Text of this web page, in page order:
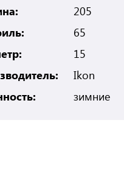
205
65
15
Ikon
зимние